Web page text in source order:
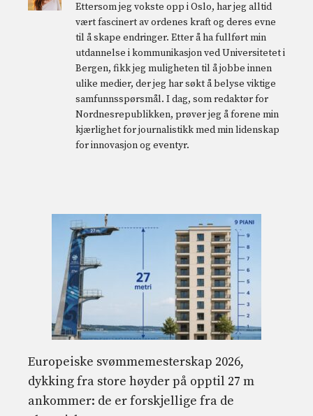
Ettersom jeg vokste opp i Oslo, har jeg alltid
vært fascinert av ordenes kraft og deres evne
til å skape endringer. Etter å ha fullført min
utdannelse i kommunikasjon ved Universitetet i
Bergen, fikk jeg muligheten til å jobbe innen
ulike medier, der jeg har søkt å belyse viktige
samfunnsspørsmål. I dag, som redaktør for
Nordnesrepublikken, prøver jeg å forene min
kjærlighet for journalistikk med min lidenskap
for innovasjon og eventyr.
Europeiske svømmemesterskap 2026,
dykking fra store høyder på opptil 27 m
ankommer: de er forskjellige fra de